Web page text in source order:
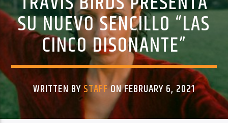
CURRENT TRACK
TITLE
SU NUEVO SENCILLO “LAS
CINCO DISONANTE”
WRITTEN BYSTAFFON FEBRUARY 6, 2021